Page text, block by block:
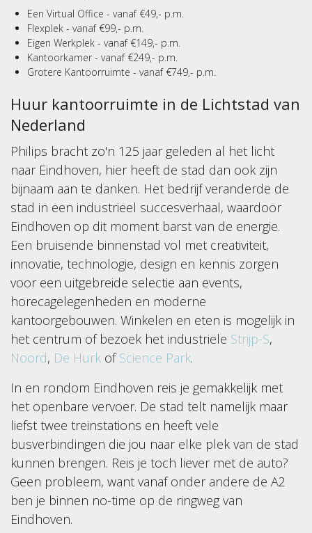
Een Virtual Office - vanaf €49,- p.m.
Flexplek - vanaf €99,- p.m.
Eigen Werkplek - vanaf €149,- p.m.
Kantoorkamer - vanaf €249,- p.m.
Grotere Kantoorruimte - vanaf €749,- p.m.
Huur kantoorruimte in de Lichtstad van
Nederland
Philips bracht zo'n 125 jaar geleden al het licht
naar Eindhoven, hier heeft de stad dan ook zijn
bijnaam aan te danken. Het bedrijf veranderde de
stad in een industrieel succesverhaal, waardoor
Eindhoven op dit moment barst van de energie.
Een bruisende binnenstad vol met creativiteit,
innovatie, technologie, design en kennis zorgen
voor een uitgebreide selectie aan events,
horecagelegenheden en moderne
kantoorgebouwen. Winkelen en eten is mogelijk in
het centrum of bezoek het industriële Strijp-S,
Noord, De Hurk ofScience Park.
In en rondom Eindhoven reis je gemakkelijk met
het openbare vervoer. De stad telt namelijk maar
liefst twee treinstations en heeft vele
busverbindingen die jou naar elke plek van de stad
kunnen brengen. Reis je toch liever met de auto?
Geen probleem, want vanaf onder andere de A2
ben je binnen no-time op de ringweg van
Eindhoven.